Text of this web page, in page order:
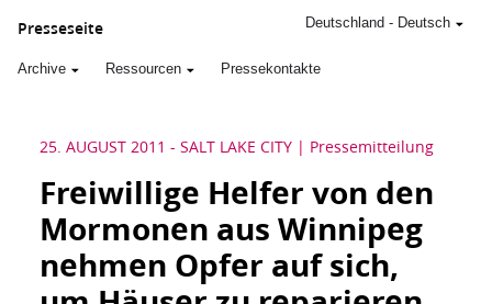
Presseseite
Archive Ressourcen Pressekontakte
Deutschland - Deutsch
25. AUGUST 2011 - SALT LAKE CITY Pressemitteilung
Freiwillige Helfer von den
Mormonen aus Winnipeg
nehmen Opfer auf sich,